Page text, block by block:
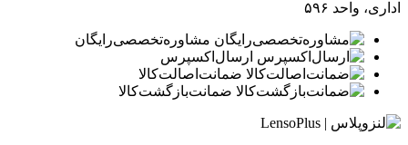
اداری، واحد ۵۹۶
مشاوره‌تخصصی‌رایگان
ارسال‌اکسپرس
ضمانت‌اصالت‌کالا
ضمانت‌بازگشت‌کالا